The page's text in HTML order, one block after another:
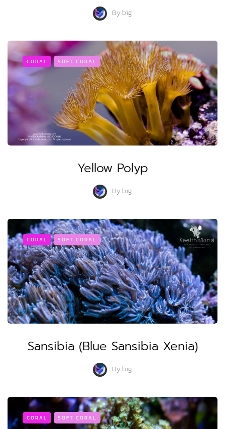
Bybig
CORAL SOFT CORAL
Yellow Polyp
Bybig
CORAL SOFT CORAL
Sansibia (Blue Sansibia Xenia)
Bybig
CORAL SOFT CORAL